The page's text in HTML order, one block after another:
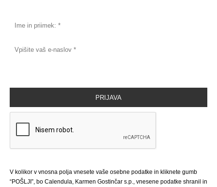
V kolikor v vnosna polja vnesete vaše osebne podatke in kliknete gumb
“POŠLJI”, bo Calendula, Karmen Gostinčar s.p., vnesene podatke shranil in